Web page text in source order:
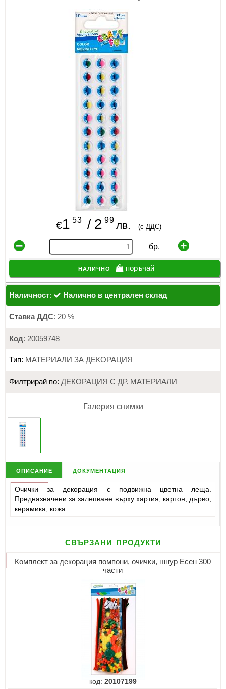
ИЗКУСТВА
СПОРТ
МЕБЕЛИ И ОБОРУДВАНЕ
КАНЦЕЛАРСКИ МАТЕРИАЛИ
КНИГИ И УЧЕБНИЦИ
БДП
НОВИ
ПРОМОЦИИ
S.T.E.M.
ИНСТРУМЕНТИ
€1 53 / 2 99 лв. (с ДДС)
бр.
налично поръчай
Наличност: Налично в централен склад
Ставка ДДС: 20 %
Код: 20059748
Тип: МАТЕРИАЛИ ЗА ДЕКОРАЦИЯ
Филтрирай по: ДЕКОРАЦИЯ С ДР. МАТЕРИАЛИ
Галерия снимки
описание документация
Очички за декорация с подвижна цветна леща.
Предназначени за залепване върху хартия, картон, дърво,
керамика, кожа.
свързани продукти
Комплект за декорация помпони, очички, шнур Есен 300
части
код: 20107199